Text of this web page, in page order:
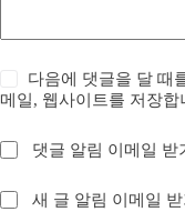
다음에 댓글을 달 때
메일, 웹사이트를 저장합
댓글 알림 이메일 받
새 글 알림 이메일 받